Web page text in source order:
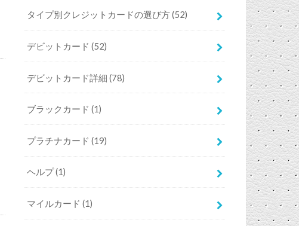
タイプ別クレジットカードの選び方(52)
デビットカード(52)
デビットカード詳細(78)
ブラックカード(1)
プラチナカード(19)
ヘルプ(1)
マイルカード(1)